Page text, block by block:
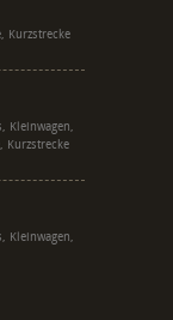
Kurzstrecke
Kleinwagen,
Kurzstrecke
Kleinwagen,